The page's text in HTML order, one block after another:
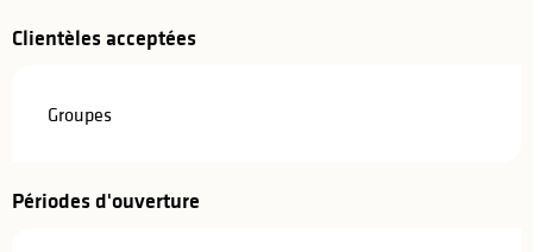
Clientèles acceptées
Groupes
Périodes d'ouverture